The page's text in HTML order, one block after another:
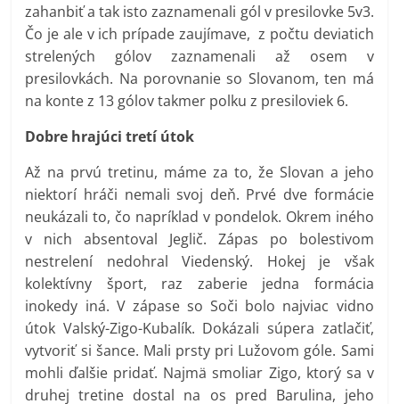
zahanbiť a tak isto zaznamenali gól v presilovke 5v3.
Čo je ale v ich prípade zaujímave, z počtu deviatich
strelených gólov zaznamenali až osem v
presilovkách. Na porovnanie so Slovanom, ten má
na konte z 13 gólov takmer polku z presiloviek 6.
Dobre hrajúci tretí útok
Až na prvú tretinu, máme za to, že Slovan a jeho
niektorí hráči nemali svoj deň. Prvé dve formácie
neukázali to, čo napríklad v pondelok. Okrem iného
v nich absentoval Jeglič. Zápas po bolestivom
nestrelení nedohral Viedenský. Hokej je však
kolektívny šport, raz zaberie jedna formácia
inokedy iná. V zápase so Soči bolo najviac vidno
útok Valský-Zigo-Kubalík. Dokázali súpera zatlačiť,
vytvoriť si šance. Mali prsty pri Lužovom góle. Sami
mohli ďalšie pridať. Najmä smoliar Zigo, ktorý sa v
druhej tretine dostal na os pred Barulina, jeho